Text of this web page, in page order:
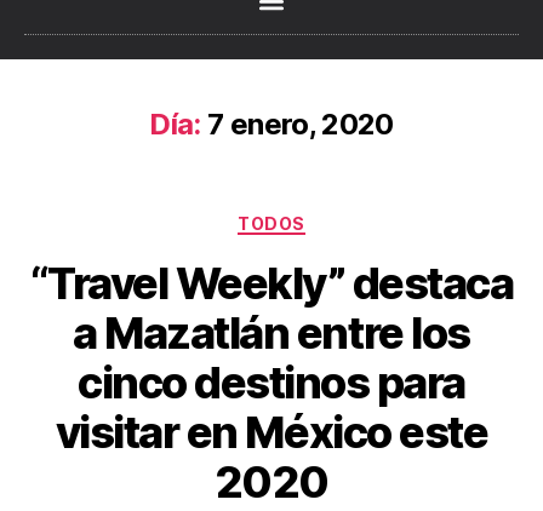
Día: 7 enero, 2020
TODOS
“Travel Weekly” destaca
a Mazatlán entre los
cinco destinos para
visitar en México este
2020